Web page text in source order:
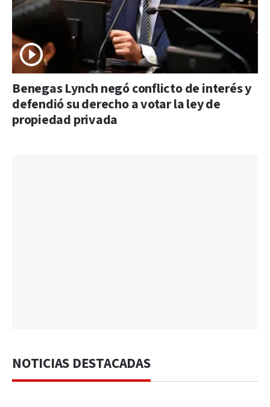
Benegas Lynch negó conflicto de interés y
defendió su derecho a votar la ley de
propiedad privada
NOTICIAS DESTACADAS